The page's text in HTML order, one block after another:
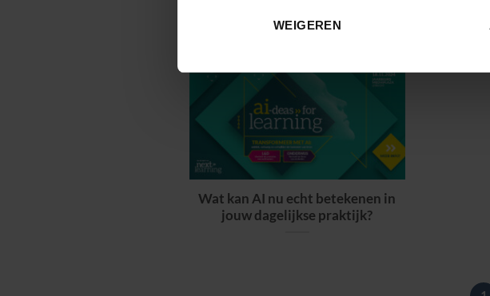
WEIGEREN
Wat kan AI nu echt betekenen in
jouw dagelijkse praktijk?